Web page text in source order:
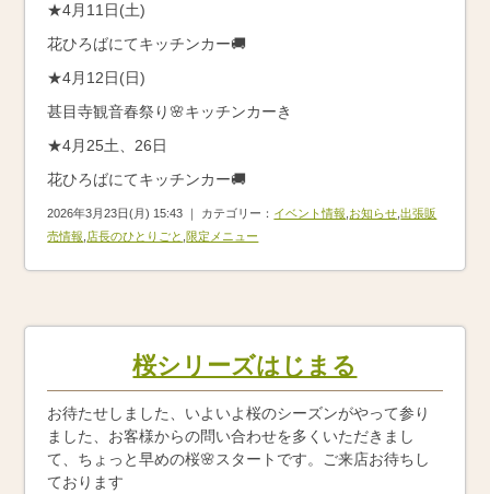
★4月11日(土)
花ひろばにてキッチンカー🚚
★4月12日(日)
甚目寺観音春祭り🌸キッチンカーき
★4月25土、26日
花ひろばにてキッチンカー🚚
2026年3月23日(月) 15:43 ｜ カテゴリー： イベント情報 お知らせ ,出張販
売情報 店長のひとりごと 限定メニュー
桜シリーズはじまる
お待たせしました、いよいよ桜のシーズンがやって参り
ました、お客様からの問い合わせを多くいただきまし
て、ちょっと早めの桜🌸スタートです。ご来店お待ちし
ております